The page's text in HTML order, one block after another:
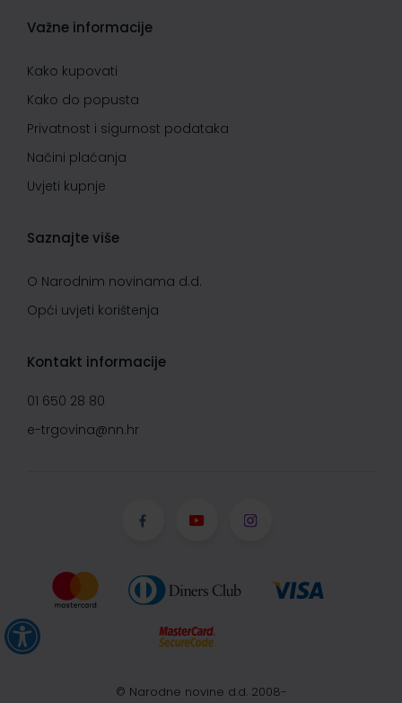
Važne informacije
Kako kupovati
Kako do popusta
Privatnost i sigurnost podataka
Načini plaćanja
Uvjeti kupnje
Saznajte više
O Narodnim novinama d.d.
Opći uvjeti korištenja
Kontakt informacije
01 650 28 80
e-trgovina@nn.hr
© Narodne novine d.d. 2008-